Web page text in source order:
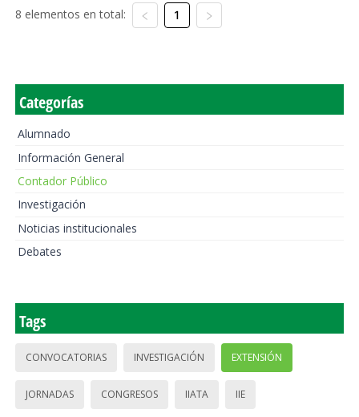
8 elementos en total: 1
Categorías
Alumnado
Información General
Contador Público
Investigación
Noticias institucionales
Debates
Tags
CONVOCATORIAS INVESTIGACIÓN EXTENSIÓN
JORNADAS CONGRESOS IIATA IIE